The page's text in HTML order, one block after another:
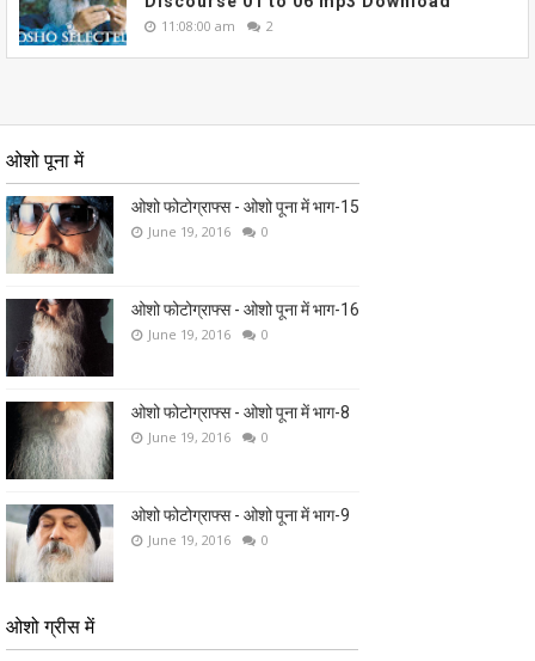
11:08:00 am 2
ओशो पूना में
ओशो फोटोग्राफ्स - ओशो पूना में भाग-15
June 19, 2016 0
ओशो फोटोग्राफ्स - ओशो पूना में भाग-16
June 19, 2016 0
ओशो फोटोग्राफ्स - ओशो पूना में भाग-8
June 19, 2016 0
ओशो फोटोग्राफ्स - ओशो पूना में भाग-9
June 19, 2016 0
ओशो ग्रीस में